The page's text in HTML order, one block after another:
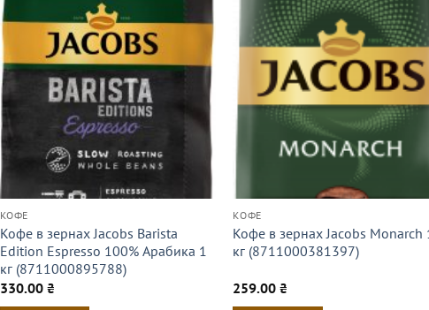
КОФЕ
Кофе в зернах Jacobs Barista
Edition Espresso 100% Арабика 1
кг (8711000895788)
330.00 ₴
КОФЕ
Кофе в зернах Jacobs Monarch
кг (8711000381397)
259.00₴